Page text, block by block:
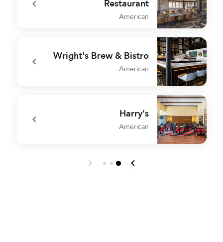
American
undefined Three Embers Restaurant
Wright's Brew & Bistro
American
undefined Wright's Brew & Bistro
Harry's
American